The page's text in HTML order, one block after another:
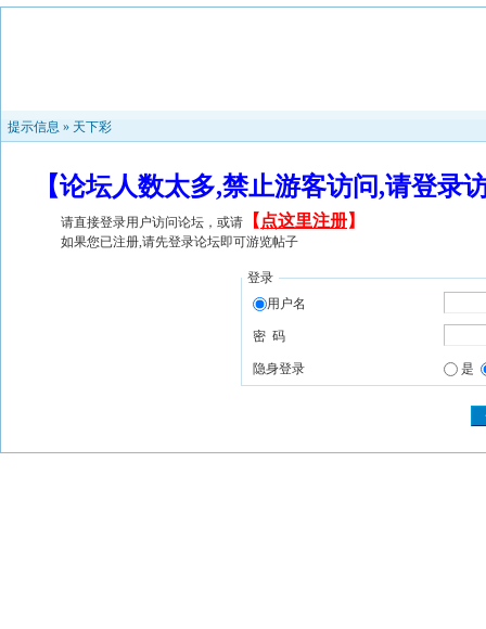
提示信息 » 天下彩
【论坛人数太多,禁止游客访问,请登
请直接登录用户访问论坛，或请 【 点这里注册】
如果您已注册,请先登录论坛即可游览帖子
登录
用户名
密 码
隐身登录 是